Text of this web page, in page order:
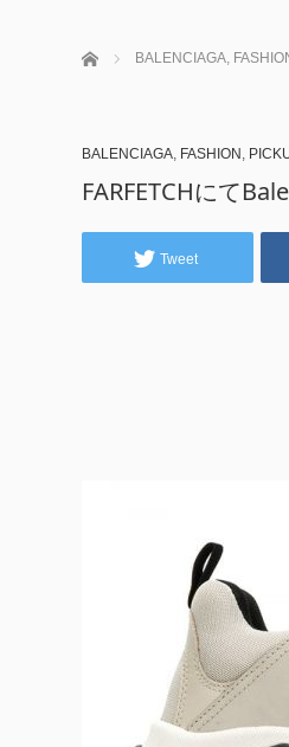
ホーム BALENCIAGA,
BALENCIAGA, FASHION ,
FARFETCHにて
Tweet